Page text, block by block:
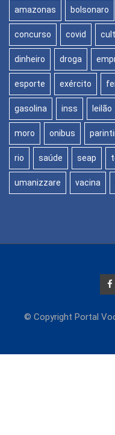
amazonas bolsonaro
concurso covid
dinheiro droga
esporte exército
gasolina inss leilão
moro onibus
rio saúde seap
umanizzare vacina
© Copyright Portal